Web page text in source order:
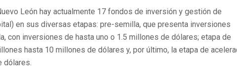
León hay actualmente 17 fondos de inversión y gestión de
en sus diversas etapas: pre-semilla, que presenta inversiones
con inversiones de hasta uno o 1.5 millones de dólares; etapa de
hasta 10 millones de dólares y, por último, la etapa de